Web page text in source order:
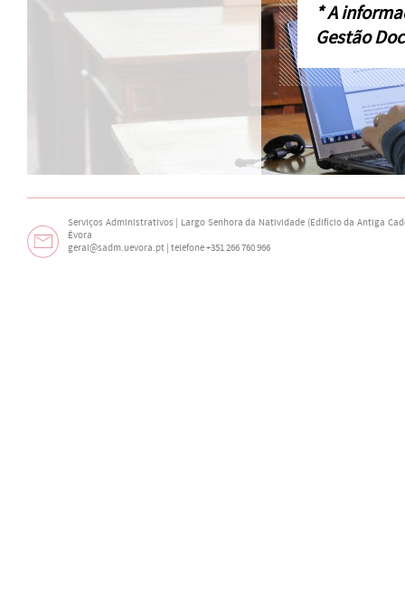
* A
Gestão
Serviços Administrativos | Largo Senhora da Natividade (Edifício da Antiga
Évora
geral@sadm.uevora.pt | telefone +351 266 760 966